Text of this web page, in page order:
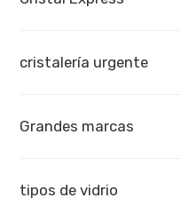
cristalería urgente
Grandes marcas
tipos de vidrio